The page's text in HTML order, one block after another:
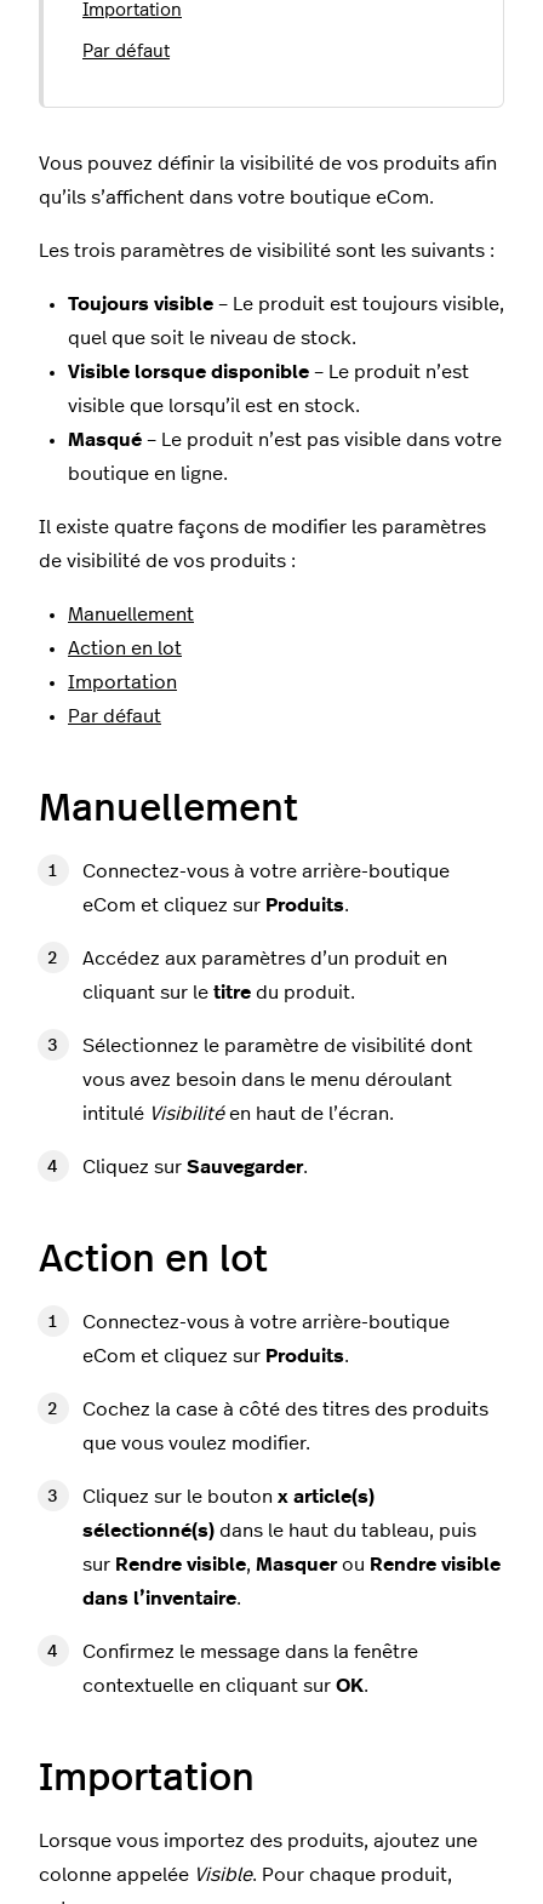
Importation
Par défaut
Vous pouvez définir la visibilité de vos produits afin
qu’ils s’affichent dans votre boutique eCom.
Les trois paramètres de visibilité sont les suivants :
Toujours visible – Le produit est toujours visible,
quel que soit le niveau de stock.
Visible lorsque disponible – Le produit n’est
visible que lorsqu’il est en stock.
Masqué – Le produit n’est pas visible dans votre
boutique en ligne.
Il existe quatre façons de modifier les paramètres
de visibilité de vos produits :
Manuellement
Action en lot
Importation
Par défaut
Manuellement
Connectez-vous à votre arrière-boutique
eCom et cliquez sur Produits.
Accédez aux paramètres d’un produit en
cliquant sur le titre du produit.
Sélectionnez le paramètre de visibilité dont
vous avez besoin dans le menu déroulant
intitulé Visibilitéen haut de l’écran.
Cliquez sur Sauvegarder.
Action en lot
Connectez-vous à votre arrière-boutique
eCom et cliquez sur Produits.
Cochez la case à côté des titres des produits
que vous voulez modifier.
Cliquez sur le bouton x article(s)
sélectionné(s) dans le haut du tableau, puis
sur Rendre visible, Masquerou Rendre visible
dans l’inventaire.
Confirmez le message dans la fenêtre
contextuelle en cliquant sur OK.
Importation
Lorsque vous importez des produits, ajoutez une
colonne appelée Visible. Pour chaque produit,